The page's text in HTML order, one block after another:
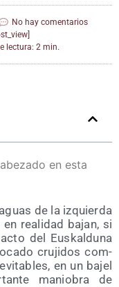
No hay comentarios
lectura: 2 min.
en esta
de la izquier­da
reali­dad bajan, si
del Eus­kal­du­na
cru­ji­dos com­
en un bajel
manio­bra de